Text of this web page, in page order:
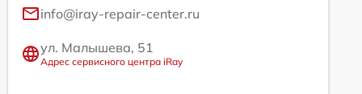
info@iray-repair-center.ru
ул. Малышева, 51
Адрес сервисного центра iRay